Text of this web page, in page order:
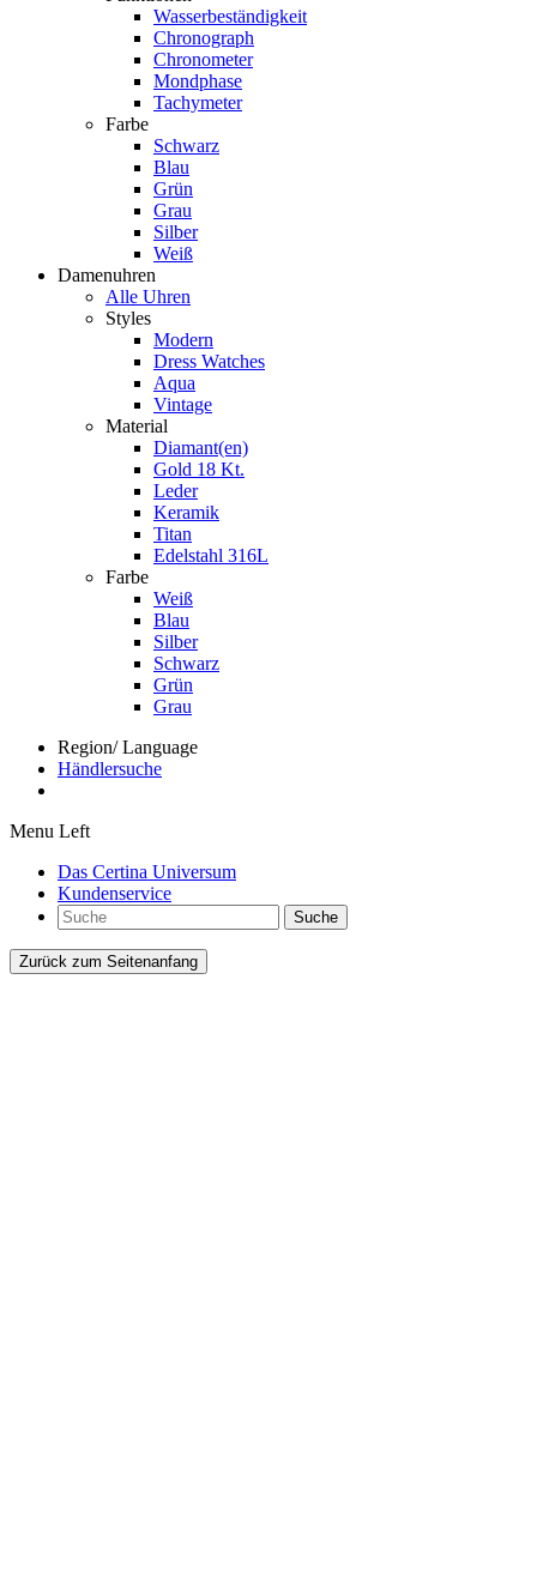
Wasserbeständigkeit
Chronograph
Chronometer
Mondphase
Tachymeter
Farbe
Schwarz
Blau
Grün
Grau
Silber
Weiß
Damenuhren
Alle Uhren
Styles
Modern
Dress Watches
Aqua
Vintage
Material
Diamant(en)
Gold 18 Kt.
Leder
Keramik
Titan
Edelstahl 316L
Farbe
Weiß
Blau
Silber
Schwarz
Grün
Grau
Region/ Language
Händlersuche
Menu Left
Das Certina Universum
Kundenservice
Suche
Zurück zum Seitenanfang